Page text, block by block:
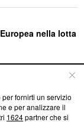
nella lotta
su Blasting
ci impegniamo a
fornirti un servizio
e per analizzare il
1624partner che si